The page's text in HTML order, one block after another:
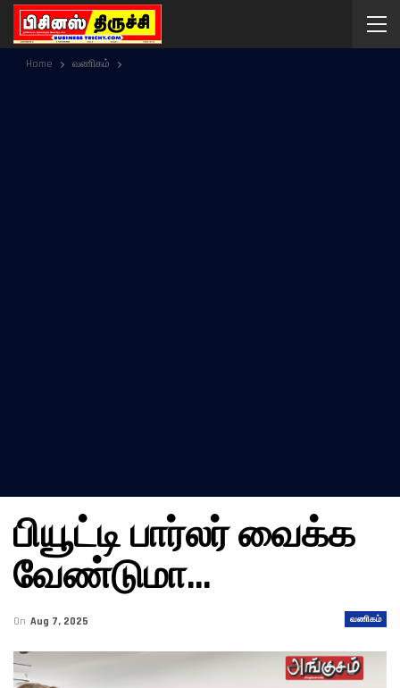
Home வணிகம்
பியூட்டி பார்லர் வைக்க
வேண்டுமா…
வணிகம்
On Aug 7, 2025